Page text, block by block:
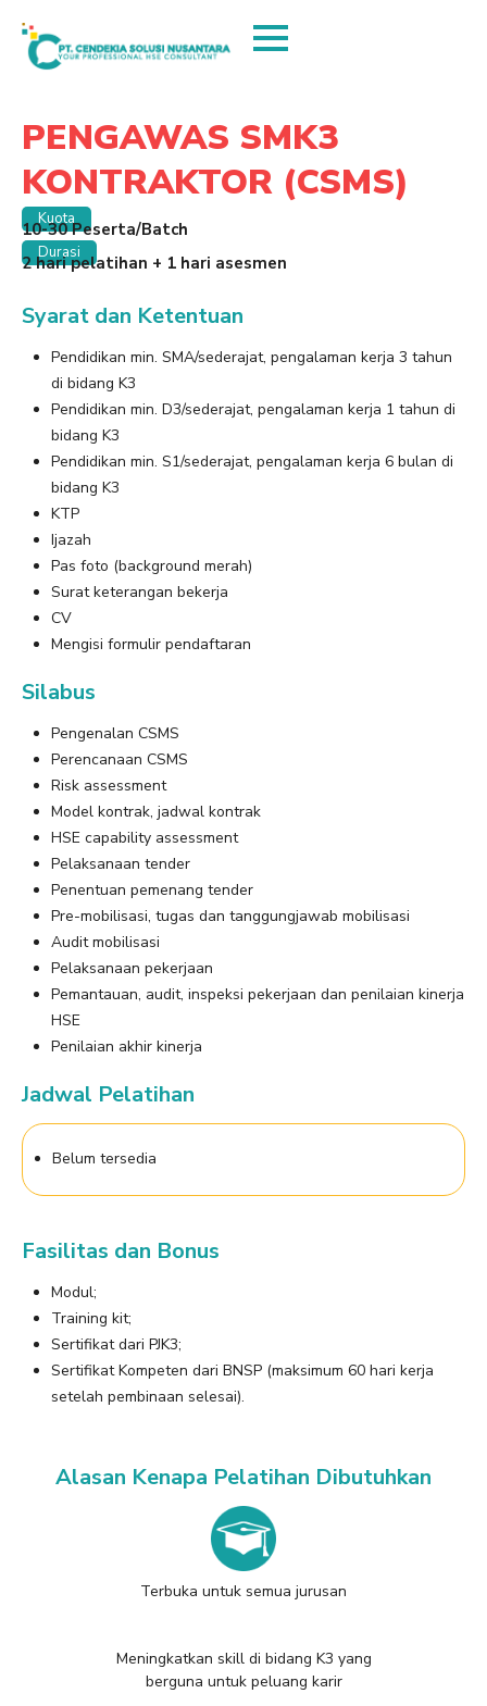
PENGAWAS SMK3
KONTRAKTOR (CSMS)
Kuota
10-30 Peserta/Batch
Durasi
2 hari pelatihan + 1 hari asesmen
Syarat dan Ketentuan
Pendidikan min. SMA/sederajat, pengalaman kerja 3 tahun
di bidang K3
Pendidikan min. D3/sederajat, pengalaman kerja 1 tahun di
bidang K3
Pendidikan min. S1/sederajat, pengalaman kerja 6 bulan di
bidang K3
KTP
Ijazah
Pas foto (background merah)
Surat keterangan bekerja
CV
Mengisi formulir pendaftaran
Silabus
Pengenalan CSMS
Perencanaan CSMS
Risk assessment
Model kontrak, jadwal kontrak
HSE capability assessment
Pelaksanaan tender
Penentuan pemenang tender
Pre-mobilisasi, tugas dan tanggungjawab mobilisasi
Audit mobilisasi
Pelaksanaan pekerjaan
Pemantauan, audit, inspeksi pekerjaan dan penilaian kinerja
HSE
Penilaian akhir kinerja
Jadwal Pelatihan
Belum tersedia
Fasilitas dan Bonus
Modul;
Training kit;
Sertifikat dari PJK3;
Sertifikat Kompeten dari BNSP (maksimum 60 hari kerja
setelah pembinaan selesai).
Alasan Kenapa Pelatihan Dibutuhkan
Terbuka untuk semua jurusan
Meningkatkan skill di bidang K3 yang
berguna untuk peluang karir